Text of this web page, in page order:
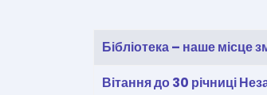
Таблиця статей
Заголовок Дата
Бібліотека – наше місце
Вітання до 30 річниці